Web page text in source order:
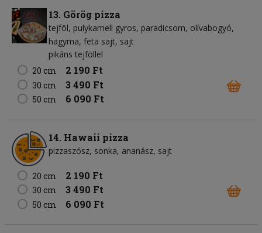
13. Görög pizza
tejföl pulykamell gyros paradicsom olívabogyó
hagyma feta sajt sajt
pikáns tejföllel
20 cm
2 190 Ft
30 cm 3 490 Ft
50 cm 6 090 Ft
14. Hawaii pizza
pizzaszósz sonka ananász sajt
20 cm 2 190 Ft
30 cm 3 490 Ft
50 cm 6 090 Ft